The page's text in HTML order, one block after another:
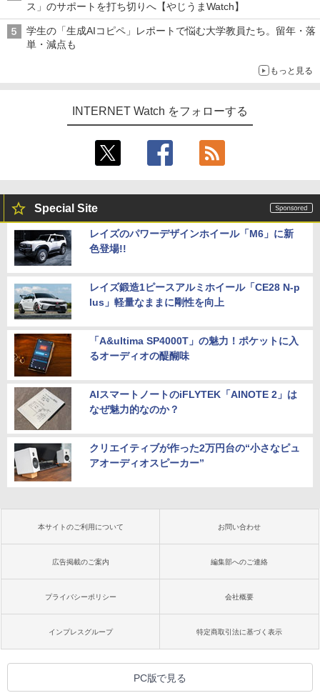
ス」のサポートを打ち切りへ【やじうまWatch】
学生の「生成AIコピペ」レポートで悩む大学教員たち。留年・落
単・減点も
もっと見る
INTERNET Watch をフォローする
Special Site
レイズのパワーデザインホイール「M6」に新
色登場!!
レイズ鍛造1ピースアルミホイール「CE28 N-p
lus」軽量なままに剛性を向上
「A&ultima SP4000T」の魅力！ポケットに入
るオーディオの醍醐味
AIスマートノートのiFLYTEK「AINOTE 2」は
なぜ魅力的なのか？
クリエイティブが作った2万円台の“小さなピュ
アオーディオスピーカー”
本サイトのご利用について お問い合わせ
広告掲載のご案内 編集部へのご連絡
プライバシーポリシー 会社概要
インプレスグループ 特定商取引法に基づく表示
PC版で見る